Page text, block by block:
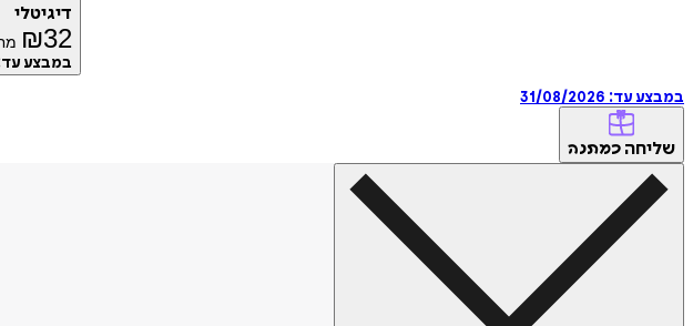
דיגיטלי
₪32
במבצע
במבצע עד: 31/08/2026
שליחה כמתנה